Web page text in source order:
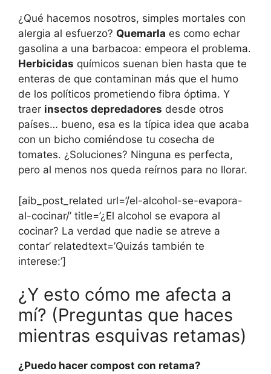
¿Qué hacemos nosotros, simples mortales con
alergia al esfuerzo? Quemarla es como echar
gasolina a una barbacoa: empeora el problema.
Herbicidas químicos suenan bien hasta que te
enteras de que contaminan más que el humo
de los políticos prometiendo fibra óptima. Y
traer insectos depredadores desde otros
países… bueno, esa es la típica idea que acaba
con un bicho comiéndose tu cosecha de
tomates. ¿Soluciones? Ninguna es perfecta,
pero al menos nos queda reírnos para no llorar.
[aib_post_related url=’/el-alcohol-se-evapora-
al-cocinar/’ title=’¿El alcohol se evapora al
cocinar? La verdad que nadie se atreve a
contar’ relatedtext=’Quizás también te
interese:’]
¿Y esto cómo me afecta a
mí? (Preguntas que haces
mientras esquivas retamas)
¿Puedo hacer compost con retama?